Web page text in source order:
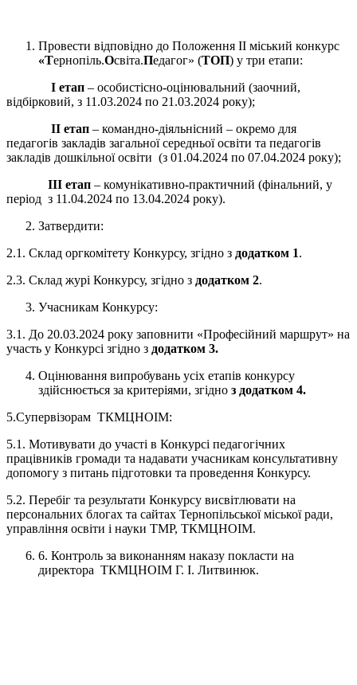
Провести відповідно до Положення ІІ міський конкурс
«Тернопіль.Освіта.Педагог» (ТОП) у три етапи:
І етап – особистісно-оцінювальний (заочний,
відбірковий, з 11.03.2024 по 21.03.2024 року);
ІІ етап – командно-діяльнісний – окремо для
педагогів закладів загальної середньої освіти та педагогів
закладів дошкільної освіти (з 01.04.2024 по 07.04.2024 року);
ІІІ етап – комунікативно-практичний (фінальний, у
період з 11.04.2024 по 13.04.2024 року).
Затвердити:
2.1. Склад оргкомітету Конкурсу, згідно з додатком 1.
2.3. Склад журі Конкурсу, згідно з додатком 2.
Учасникам Конкурсу:
3.1. До 20.03.2024 року заповнити «Професійний маршрут» на
участь у Конкурсі згідно з додатком 3.
Оцінювання випробувань усіх етапів конкурсу
здійснюється за критеріями, згідно з додатком 4.
5.Супервізорам ТКМЦНОІМ:
5.1. Мотивувати до участі в Конкурсі педагогічних
працівників громади та надавати учасникам консультативну
допомогу з питань підготовки та проведення Конкурсу.
5.2. Перебіг та результати Конкурсу висвітлювати на
персональних блогах та сайтах Тернопільської міської ради,
управління освіти і науки ТМР, ТКМЦНОІМ.
6. Контроль за виконанням наказу покласти на
директора ТКМЦНОІМ Г. І. Литвинюк.